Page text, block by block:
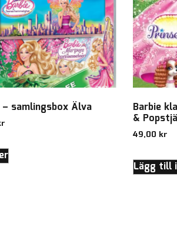
– samlingsbox Älva Barbie
&
49,00 kr
Lägg till